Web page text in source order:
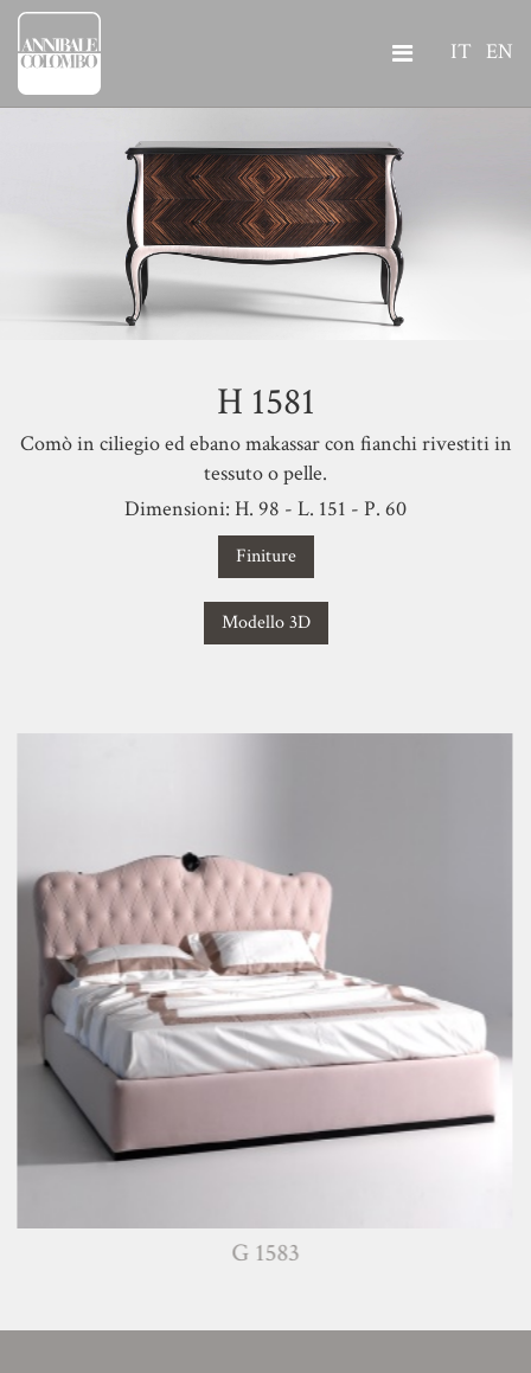
IT EN
H 1581
Comò in ciliegio ed ebano makassar con fianchi rivestiti in
tessuto o pelle.
Dimensioni: H. 98 - L. 151 - P. 60
Finiture
Modello 3D
G 1583